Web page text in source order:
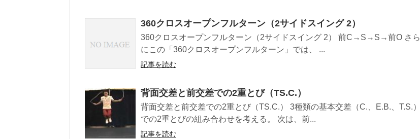
360クロスオープンフルターン（2サイドスイング 2）
360クロスオープンフルターン（2サイドスイング 2） 前C→S→S→前O さら
にこの「360クロスオープンフルターン」では、 ...
記事を読む
背面交差と前交差での2重とび（TS.C.）
背面交差と前交差での2重とび（TS.C.） 3種類の基本交差（C.、E.B.、T.S.）
での2重とびの組み合わせを考える。 次は、前...
記事を読む